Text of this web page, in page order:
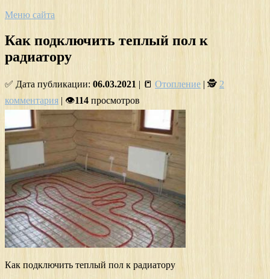
Меню сайта
Как подключить теплый пол к
радиатору
✅ Дата публикации: 06.03.2021 | 📒 Отопление | 🕵 2
комментария | 👁114 просмотров
Как подключить теплый пол к радиатору